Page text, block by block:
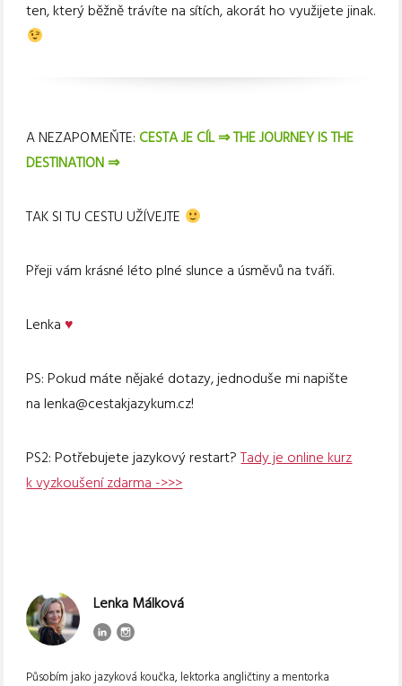
ten, který běžně trávíte na sítích, akorát ho využijete jinak.
A NEZAPOMEŇTE: CESTA JE CÍL ⇒ THE JOURNEY IS THE
DESTINATION ⇒
TAK SI TU CESTU UŽÍVEJTE
Přeji vám krásné léto plné slunce a úsměvů na tváři.
Lenka♥
PS: Pokud máte nějaké dotazy, jednoduše mi napište
na lenka@cestakjazykum.cz!
PS2: Potřebujete jazykový restart?Tady je online kurz
k vyzkoušení zdarma ->>>
Lenka Málková
Působím jako jazyková koučka, lektorka angličtiny a mentorka